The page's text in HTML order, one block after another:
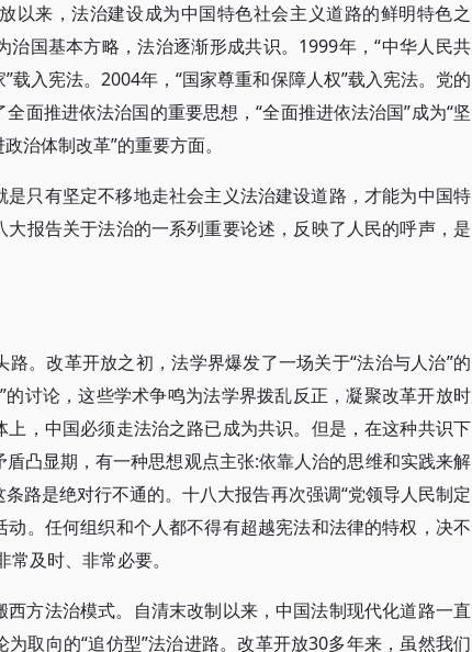
以来，法治建设成为中国特色社会主义道路的鲜明特色之
治国基本方略，法治逐渐形成共识。1999年，“中华人民共
入宪法。2004年，“国家尊重和保障人权”载入宪法。党的
面推进依法治国的重要思想，“全面推进依法治国”成为“坚
治体制改革”的重要方面。
只有坚定不移地走社会主义法治建设道路，才能为中国特
报告关于法治的一系列重要论述，反映了人民的呼声，是
。改革开放之初，法学界爆发了一场关于“法治与人治”的
讨论，这些学术争鸣为法学界拨乱反正，凝聚改革开放时
，中国必须走法治之路已成为共识。但是，在这种共识下
凸显期，有一种思想观点主张:依靠人治的思维和实践来解
路是绝对行不通的。十八大报告再次强调“党领导人民制定
。任何组织和个人都不得有超越宪法和法律的特权，决不
及时、非常必要。
方法治模式。自清末改制以来，中国法制现代化道路一直
取向的“追仿型”法治进路。改革开放30多年来，虽然我们